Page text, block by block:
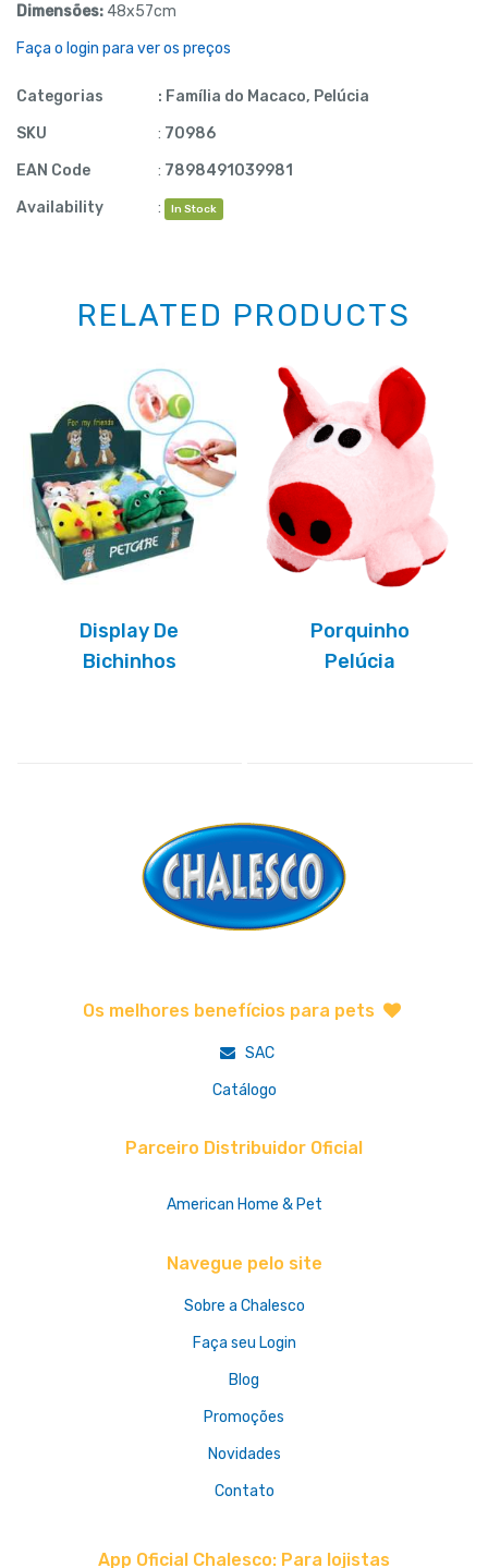
Dimensões: 48x57cm
Faça o login para ver os preços
Categorias : Família do Macaco, Pelúcia
SKU
: 70986
EAN Code
: 7898491039981
Availability
: In Stock
RELATED PRODUCTS
Display De
Bichinhos
Porquinho
Pelúcia
Os melhores benefícios para pets
SAC
Catálogo
Parceiro Distribuidor Oficial
American Home & Pet
Navegue pelo site
Sobre a Chalesco
Faça seu Login
Blog
Promoções
Novidades
Contato
App Oficial Chalesco: Para lojistas